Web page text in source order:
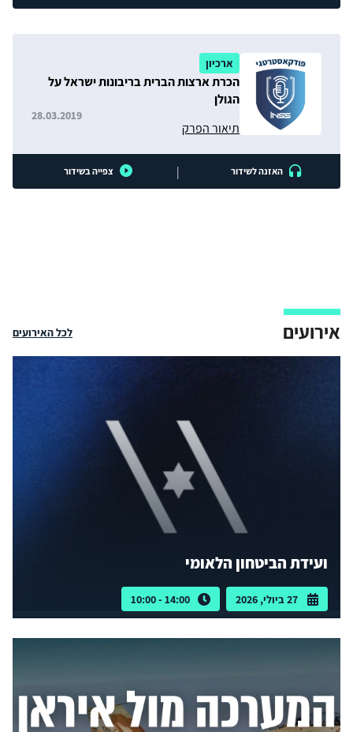
ארכיון
הכרת ארצות הברית בריבונות ישראל על
הגולן
תיאור הפרק
28.03.2019
האזנה לשידור | צפייה בשידור
אירועים לכל האירועים
ועידת הביטחון הלאומי
27 ביולי, 2026 14:00 - 10:00